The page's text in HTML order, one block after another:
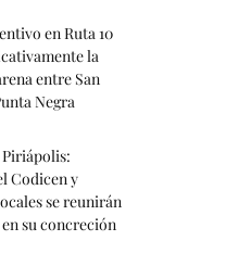
en Ruta 10
la
entre San
Negra
Piriápolis:
Codicen y
se reunirán
su concreción